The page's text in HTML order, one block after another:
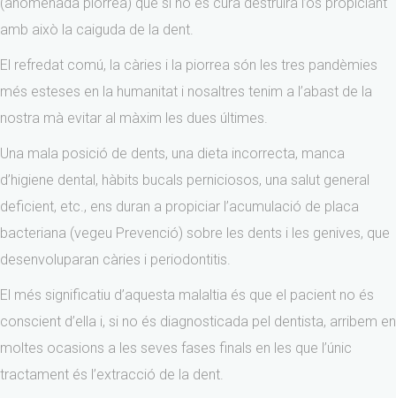
amb això la caiguda de la dent.
El refredat comú, la càries i la piorrea són les tres pandèmies
més esteses en la humanitat i nosaltres tenim a l’abast de la
nostra mà evitar al màxim les dues últimes.
Una mala posició de dents, una dieta incorrecta, manca
d’higiene dental, hàbits bucals perniciosos, una salut general
deficient, etc., ens duran a propiciar l’acumulació de placa
bacteriana (vegeu Prevenció) sobre les dents i les genives, que
desenvoluparan càries i periodontitis.
El més significatiu d’aquesta malaltia és que el pacient no és
conscient d’ella i, si no és diagnosticada pel dentista, arribem en
moltes ocasions a les seves fases finals en les que l’únic
tractament és l’extracció de la dent.